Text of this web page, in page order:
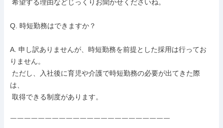
Q. 時短勤務はできますか？
A. 申し訳ありませんが、時短勤務を前提とした採用は行ってお
りません。
は、
￣￣￣￣￣￣￣￣￣￣￣￣￣￣￣￣￣￣￣￣￣￣￣